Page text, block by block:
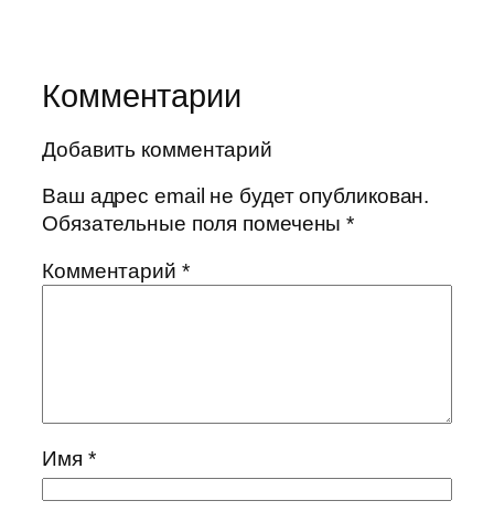
Комментарии
Добавить комментарий
Ваш адрес email не будет опубликован.
Обязательные поля помечены*
Комментарий *
Имя *